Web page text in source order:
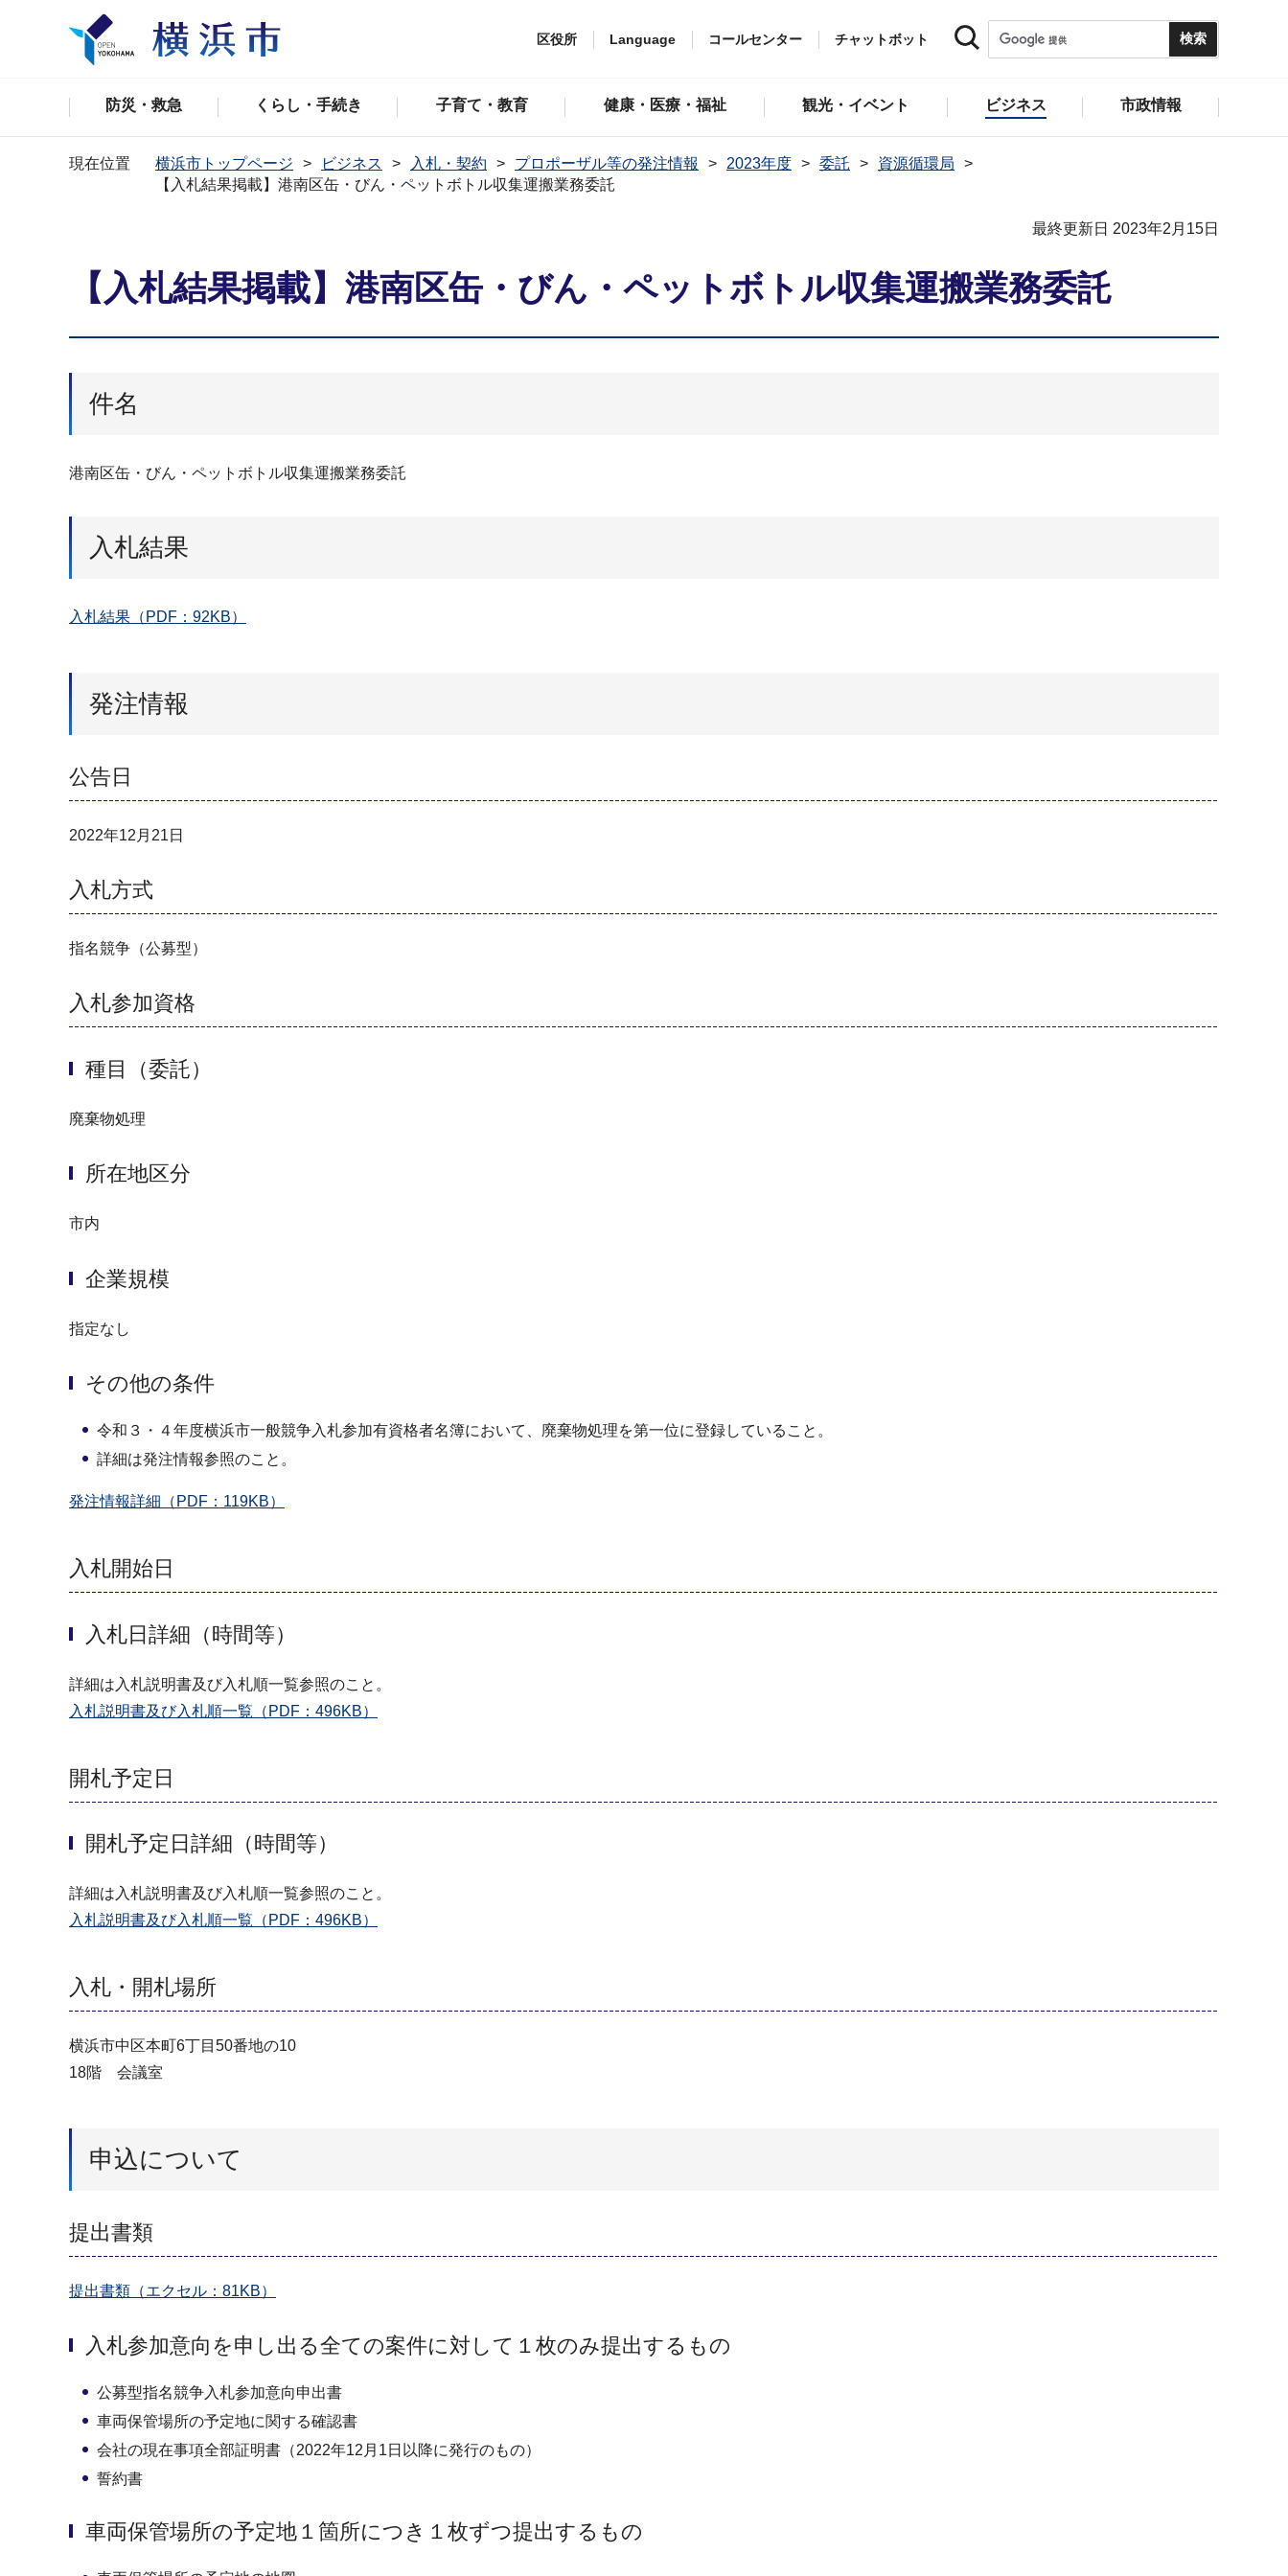
区役所 Language コールセンター チャットボット
防災・救急 くらし・手続き 子育て・教育 健康・医療・福祉 観光・イベント ビジネス 市政情報
現在位置 横浜市トップページ ビジネス 入札・契約 プロポーザル等の発注情報 2023年度 委託
資源循環局
【入札結果掲載】港南区缶・びん・ペットボトル収集運搬業務委託
最終更新日 2023年2月15日
【入札結果掲載】港南区缶・びん・ペットボトル収集運搬業務委託
件名
港南区缶・びん・ペットボトル収集運搬業務委託
入札結果
入札結果（PDF：92KB）
発注情報
公告日
2022年12月21日
入札方式
指名競争（公募型）
入札参加資格
種目（委託）
廃棄物処理
所在地区分
市内
企業規模
指定なし
その他の条件
令和３・４年度横浜市一般競争入札参加有資格者名簿において、廃棄物処理を第一位に登録していること。
詳細は発注情報参照のこと。
発注情報詳細（PDF：119KB）
入札開始日
入札日詳細（時間等）
詳細は入札説明書及び入札順一覧参照のこと。
入札説明書及び入札順一覧（PDF：496KB）
開札予定日
開札予定日詳細（時間等）
詳細は入札説明書及び入札順一覧参照のこと。
入札説明書及び入札順一覧（PDF：496KB）
入札・開札場所
横浜市中区本町6丁目50番地の10
18階 会議室
申込について
提出書類
提出書類（エクセル：81KB）
入札参加意向を申し出る全ての案件に対して１枚のみ提出するもの
公募型指名競争入札参加意向申出書
車両保管場所の予定地に関する確認書
会社の現在事項全部証明書（2022年12月1日以降に発行のもの）
誓約書
車両保管場所の予定地１箇所につき１枚ずつ提出するもの